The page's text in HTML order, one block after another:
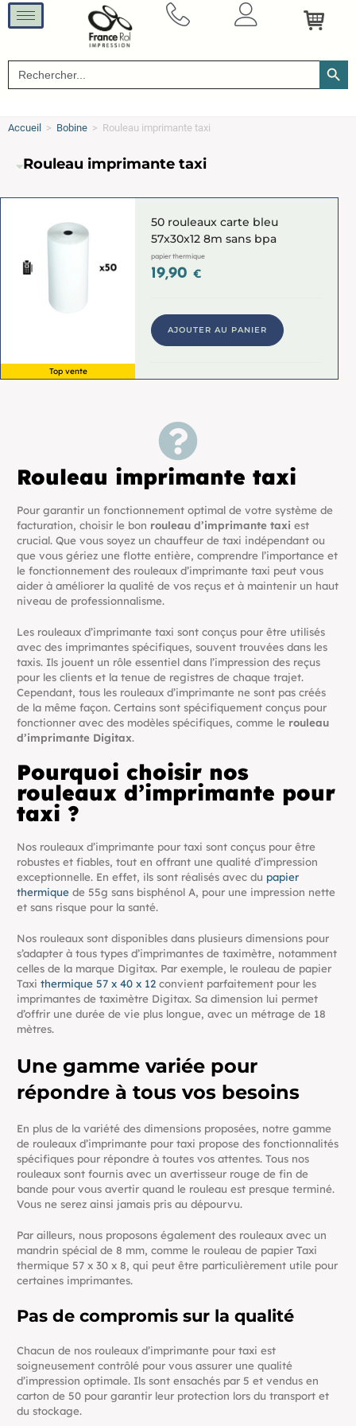
Search
for:
SEARCH
Accueil > Bobine > Rouleau imprimante taxi
Rouleau imprimante taxi
Top vente
50 rouleaux carte bleu
57x30x12 8m sans bpa
papier thermique
19,90€
AJOUTER AU PANIER
Rouleau imprimante taxi
Pour garantir un fonctionnement optimal de votre système de
facturation, choisir le bon rouleau d’imprimante taxi est
crucial. Que vous soyez un chauffeur de taxi indépendant ou
que vous gériez une flotte entière, comprendre l’importance et
le fonctionnement des rouleaux d’imprimante taxi peut vous
aider à améliorer la qualité de vos reçus et à maintenir un haut
niveau de professionnalisme.
Les rouleaux d’imprimante taxi sont conçus pour être utilisés
avec des imprimantes spécifiques, souvent trouvées dans les
taxis. Ils jouent un rôle essentiel dans l’impression des reçus
pour les clients et la tenue de registres de chaque trajet.
Cependant, tous les rouleaux d’imprimante ne sont pas créés
de la même façon. Certains sont spécifiquement conçus pour
fonctionner avec des modèles spécifiques, comme le rouleau
d’imprimante Digitax.
Pourquoi choisir nos
rouleaux d’imprimante pour
taxi ?
Nos rouleaux d’imprimante pour taxi sont conçus pour être
robustes et fiables, tout en offrant une qualité d’impression
exceptionnelle. En effet, ils sont réalisés avec du papier
thermiquede 55g sans bisphénol A, pour une impression nette
et sans risque pour la santé.
Nos rouleaux sont disponibles dans plusieurs dimensions pour
s’adapter à tous types d’imprimantes de taximètre, notamment
celles de la marque Digitax. Par exemple, le rouleau de papier
Taxi thermique 57 x 40 x 12convient parfaitement pour les
imprimantes de taximètre Digitax. Sa dimension lui permet
d’offrir une durée de vie plus longue, avec un métrage de 18
mètres.
Une gamme variée pour
répondre à tous vos besoins
En plus de la variété des dimensions proposées, notre gamme
de rouleaux d’imprimante pour taxi propose des fonctionnalités
spécifiques pour répondre à toutes vos attentes. Tous nos
rouleaux sont fournis avec un avertisseur rouge de fin de
bande pour vous avertir quand le rouleau est presque terminé.
Vous ne serez ainsi jamais pris au dépourvu.
Par ailleurs, nous proposons également des rouleaux avec un
mandrin spécial de 8 mm, comme le rouleau de papier Taxi
thermique 57 x 30 x 8, qui peut être particulièrement utile pour
certaines imprimantes.
Pas de compromis sur la qualité
Chacun de nos rouleaux d’imprimante pour taxi est
soigneusement contrôlé pour vous assurer une qualité
d’impression optimale. Ils sont ensachés par 5 et vendus en
carton de 50 pour garantir leur protection lors du transport et
du stockage.